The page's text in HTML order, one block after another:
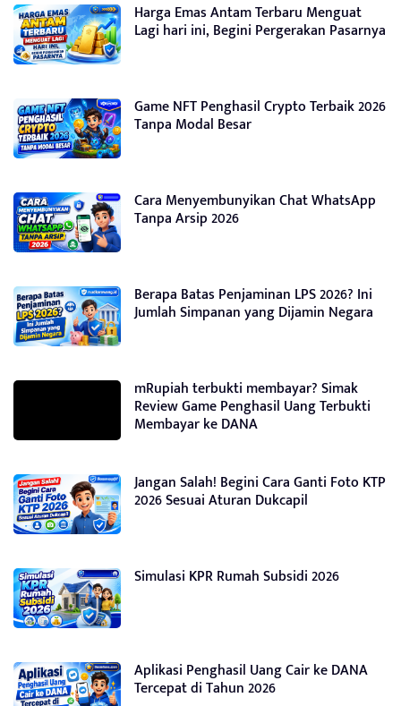
Harga Emas Antam Terbaru Menguat
Lagi hari ini, Begini Pergerakan Pasarnya
Game NFT Penghasil Crypto Terbaik 2026
Tanpa Modal Besar
Cara Menyembunyikan Chat WhatsApp
Tanpa Arsip 2026
Berapa Batas Penjaminan LPS 2026? Ini
Jumlah Simpanan yang Dijamin Negara
mRupiah terbukti membayar? Simak
Review Game Penghasil Uang Terbukti
Membayar ke DANA
Jangan Salah! Begini Cara Ganti Foto KTP
2026 Sesuai Aturan Dukcapil
Simulasi KPR Rumah Subsidi 2026
Aplikasi Penghasil Uang Cair ke DANA
Tercepat di Tahun 2026